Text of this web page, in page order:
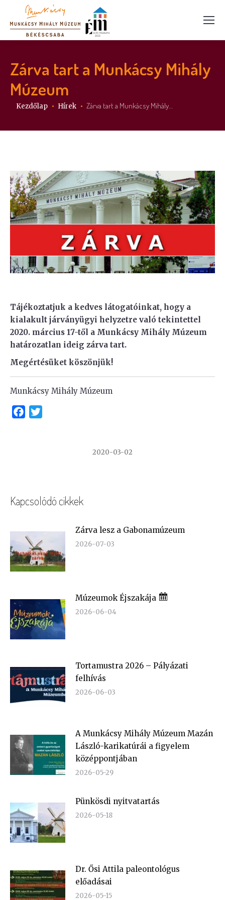
Zárva tart a Munkácsy Mihály
Múzeum
Itt vagy:
Kezdőlap Hírek Zárva tart a Munkácsy Mihály…
Tájékoztatjuk a kedves látogatóinkat, hogy a
kialakult járványügyi helyzetre való tekintettel
2020. március 17-től a Munkácsy Mihály Múzeum
határozatlan ideig zárva tart.
Megértésüket köszönjük!
Munkácsy Mihály Múzeum
Facebook
2020-03-02
Kapcsolódó cikkek
Zárva lesz a Gabonamúzeum
2026-07-03
Múzeumok Éjszakája
2026-06-04
Tortamustra 2026 – Pályázati
felhívás
2026-06-03
A Munkácsy Mihály Múzeum Mazán
László-karikatúrái a figyelem
középpontjában
2026-05-29
Pünkösdi nyitvatartás
2026-05-18
Dr. Ősi Attila paleontológus
előadásai
2026-05-15